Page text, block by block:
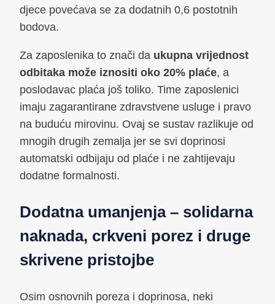
djece povećava se za dodatnih 0,6 postotnih
bodova.
Za zaposlenika to znači da ukupna vrijednost
odbitaka može iznositi oko 20% plaće, a
poslodavac plaća još toliko. Time zaposlenici
imaju zagarantirane zdravstvene usluge i pravo
na buduću mirovinu. Ovaj se sustav razlikuje od
mnogih drugih zemalja jer se svi doprinosi
automatski odbijaju od plaće i ne zahtijevaju
dodatne formalnosti.
Dodatna umanjenja – solidarna
naknada, crkveni porez i druge
skrivene pristojbe
Osim osnovnih poreza i doprinosa, neki